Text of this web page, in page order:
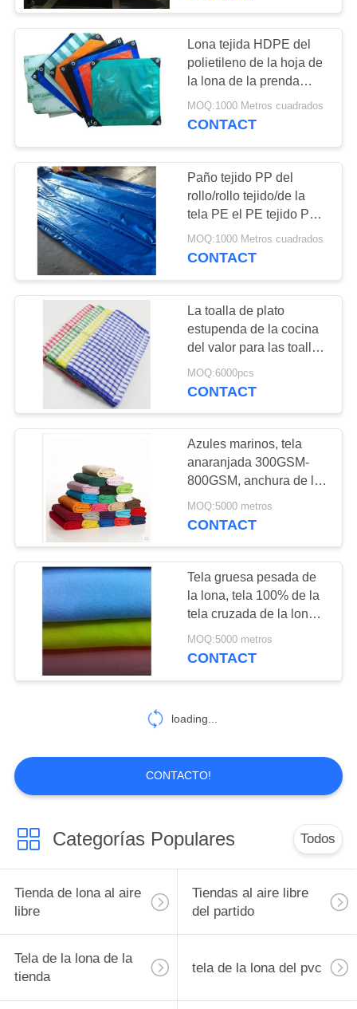
Hoja de la lona del
PE
Toallas de té de la
cocina
30
Tienda de Yurt del
mongolian
22
Tienda militar del
ejército
Tienda plegable del
22
Tienda de campaña
al aire libre
22
Lona tejida HDPE del
polietileno de la hoja de
la lona de la prenda
impermeable PE de la
laminación de la tela
MOQ:1000 Metros cuadrados
CONTACT
Paño tejido PP del
rollo/rollo tejido/de la
tela PE el PE tejido PE
de la tela (lona del PE)
MOQ:1000 Metros cuadrados
CONTACT
La toalla de plato
estupenda de la cocina
del valor para las toallas
de té de Japón/de los
materiales de algodón
MOQ:6000pcs
CONTACT
Azules marinos, tela
anaranjada 300GSM-
800GSM, anchura de la
lona de la tienda del
estilo de la tela cruzada
MOQ:5000 metros
CONTACT
Tela gruesa pesada de
la lona, tela 100% de la
tela cruzada de la lona
de algodón para el hotel
MOQ:5000 metros
CONTACT
loading...
CONTACTO!
Categorías Populares Todos
Tienda de lona al aire
libre
Tiendas al aire libre
del partido
Tela de la lona de la
tienda
tela de la lona del pvc